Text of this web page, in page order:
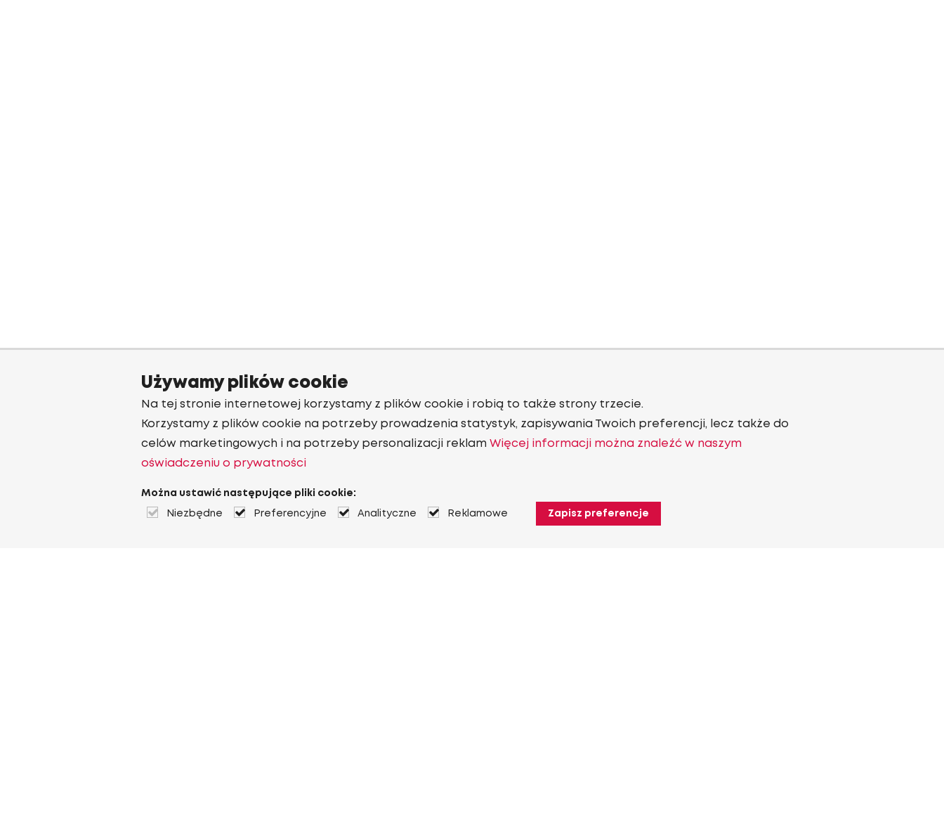
Używamy plików cookie
Na tej stronie internetowej korzystamy z plików cookie i robią to także strony trzecie.
Korzystamy z plików cookie na potrzeby prowadzenia statystyk, zapisywania Twoich preferencji, lecz także do
celów marketingowych i na potrzeby personalizacji reklam Więcej informacji można znaleźć w naszym
oświadczeniu o prywatności
Można ustawić następujące pliki cookie:
Niezbędne Preferencyjne Analityczne Reklamowe Zapisz preferencje